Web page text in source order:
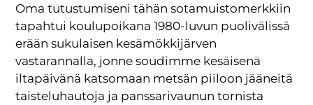
Oma tutustumiseni tähän sotamuistomerkkiin
tapahtui koulupoikana 1980-luvun puolivälissä
erään sukulaisen kesämökkijärven
vastarannalla, jonne soudimme kesäisenä
iltapäivänä katsomaan metsän piiloon jääneitä
taisteluhautoja ja panssarivaunun tornista